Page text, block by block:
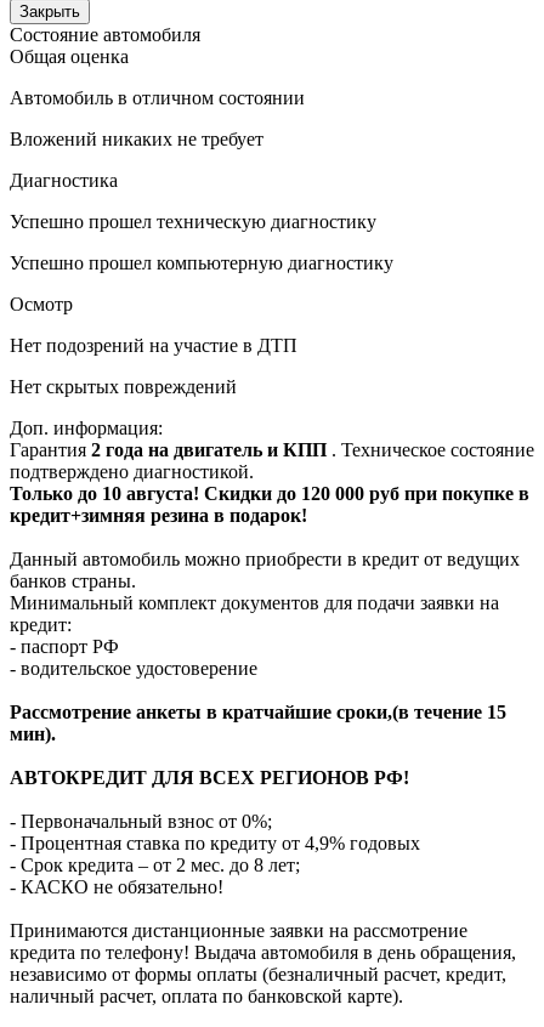
Закрыть
Состояние автомобиля
Общая оценка
Автомобиль в отличном состоянии
Вложений никаких не требует
Диагностика
Успешно прошел техническую диагностику
Успешно прошел компьютерную диагностику
Осмотр
Нет подозрений на участие в ДТП
Нет скрытых повреждений
Доп. информация:
Гарантия 2 года на двигатель и КПП . Техническое состояние
подтверждено диагностикой.
Только до 10 августа! Скидки до 120 000 руб при покупке в
кредит+зимняя резина в подарок!
Данный автомобиль можно приобрести в кредит от ведущих
банков страны.
Минимальный комплект документов для подачи заявки на
кредит:
- паспорт РФ
- водительское удостоверение
Рассмотрение анкеты в кратчайшие сроки,(в течение 15
мин).
АВТОКРЕДИТ ДЛЯ ВСЕХ РЕГИОНОВ РФ!
- Первоначальный взнос от 0%;
- Процентная ставка по кредиту от 4,9% годовых
- Срок кредита – от 2 мес. до 8 лет;
- КАСКО не обязательно!
Принимаются дистанционные заявки на рассмотрение
кредита по телефону! Выдача автомобиля в день обращения,
независимо от формы оплаты (безналичный расчет, кредит,
наличный расчет, оплата по банковской карте).